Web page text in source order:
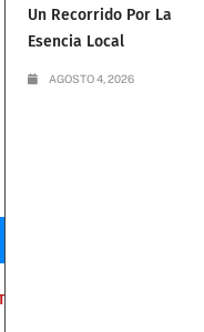
Un Recorrido Por La
Esencia Local
AGOSTO 4, 2026